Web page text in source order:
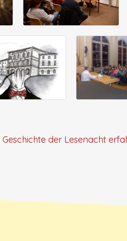
der Lesenacht